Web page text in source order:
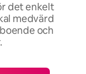
det enkelt
medvärd
och